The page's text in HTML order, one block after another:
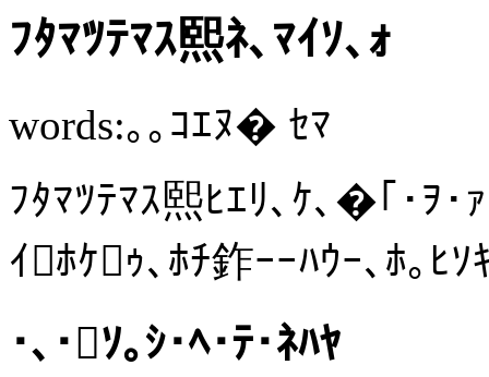
ﾌﾀﾏﾂﾃﾏｽ熙ﾈ､ﾏｲｿ､ｫ
words:｡｡ｺｴﾇ� ｾﾏ
ﾌﾀﾏﾂﾃﾏｽ熙ﾋｴﾘ､ｹ､�｢･ｦ･
ｲﾎｹｩ､ﾎﾁ鈼ｰｰﾊｳｰ､ﾎ｡ﾋ
･､･ｿ｡ｼ･ﾍ･ﾃ･ﾈﾊﾔ